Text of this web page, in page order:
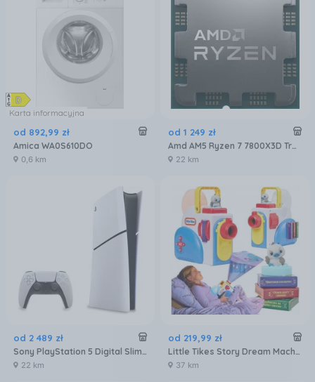
Karta informacyjna
od 892,99 zł
Amica WA0S610DO
0,6 km
od 1 249 zł
Amd AM5 Ryzen 7 7800X3D Tray 4,2GHz (100000000910)
22 km
od 2 489 zł
Sony PlayStation 5 Digital Slim 825GB
22 km
od 219,99 zł
Little Tikes Story Dream Machine Interaktywny Projektor Bajek Dla Dzieci 3 Klasyczne Bajki Dźwięk Światło
37 km